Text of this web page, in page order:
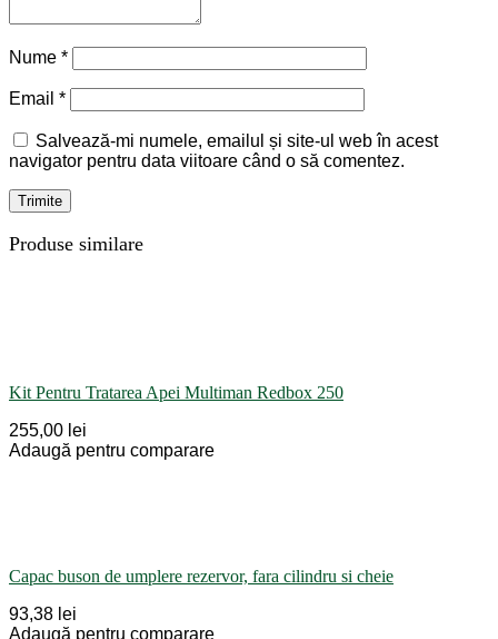
Nume *
Email *
Salvează-mi numele, emailul și site-ul web în acest
navigator pentru data viitoare când o să comentez.
Produse similare
Kit Pentru Tratarea Apei Multiman Redbox 250
255,00 lei
Adaugă pentru comparare
Capac buson de umplere rezervor, fara cilindru si cheie
93,38 lei
Adaugă pentru comparare